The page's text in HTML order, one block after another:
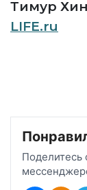
Тимур
LIFE.ru
Поделитесь